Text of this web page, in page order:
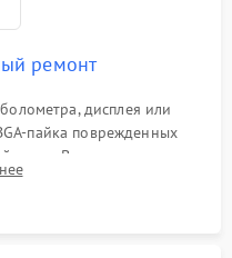
ремонт
дисплея или
пайка поврежденных
плате. Восстановление
элементов